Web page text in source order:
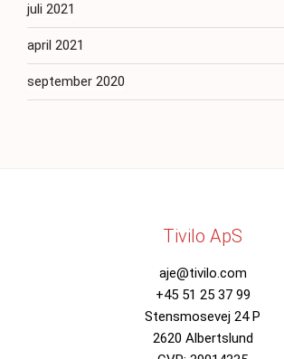
juli 2021
april 2021
september 2020
Tivilo ApS
aje@tivilo.com
+45 51 25 37 99
Stensmosevej 24 P
2620 Albertslund